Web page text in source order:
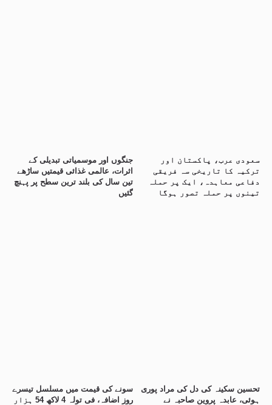
جنگوں اور موسمیاتی تبدیلی کے
اثرات، عالمی غذائی قیمتیں ساڑھے
تین سال کی بلند ترین سطح پر پہنچ
گئیں
سعودی عرب، پاکستان اور
ترکیہ کا تاریخی سہ فریقی
دفاعی معاہدہ، ایک پر حملہ
تینوں پر حملہ تصور ہوگا
سونے کی قیمت میں مسلسل تیسرے
روز اضافہ، فی تولہ 4 لاکھ 54 ہزار
تحسین سکینہ کی دل کی مراد پوری
ہوئی، عابدہ پروین صاحبہ نے